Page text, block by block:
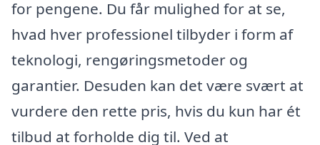
for pengene. Du får mulighed for at se,
hvad hver professionel tilbyder i form af
teknologi, rengøringsmetoder og
garantier. Desuden kan det være svært at
vurdere den rette pris, hvis du kun har ét
tilbud at forholde dig til. Ved at